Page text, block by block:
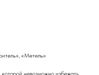
«Метель»
невозможно избежать.